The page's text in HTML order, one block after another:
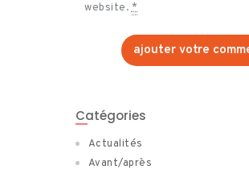
website. *
Catégories
Actualités
Avant/après